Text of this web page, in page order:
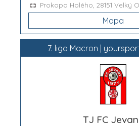
Prokopa Holého, 28151 Velký
Mapa
7. liga Macron |
TJ FC